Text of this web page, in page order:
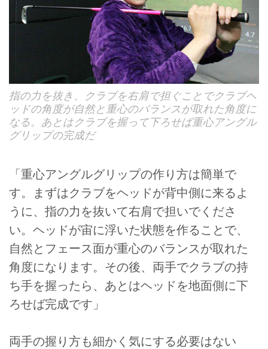
指の力を抜き、クラブを右肩で担ぐことでクラブヘ
ッドの角度が自然と重心のバランスが取れた角度に
なる。あとはクラブを握って下ろせば重心アングル
グリップの完成だ
「重心アングルグリップの作り方は簡単で
す。まずはクラブをヘッドが背中側に来るよ
うに、指の力を抜いて右肩で担いでくださ
い。ヘッドが宙に浮いた状態を作ることで、
自然とフェース面が重心のバランスが取れた
角度になります。その後、両手でクラブの持
ち手を握ったら、あとはヘッドを地面側に下
ろせば完成です」
両手の握り方も細かく気にする必要はない